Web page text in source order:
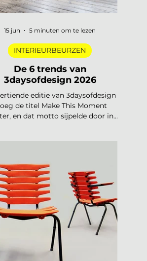
De 6 trends van
3daysofdesign 2026
editie van 3daysofdesign
de titel Make This Moment
en dat motto sijpelde door in
Wat overblijft is koeler,
en doordachter: koel metaal,
diep bordeaux en een duidelijke
voor materiaal met een
Dit zijn de zes trends die de
zetten voor 2026 en 2027. De 6
trends
INTERIEURBEURZEN
15 jun 5 minuten om te lezen